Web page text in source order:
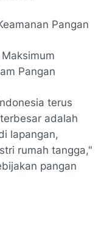
Pangan
Pangan
terus
adalah
lapangan,
rumah tangga,"
pangan